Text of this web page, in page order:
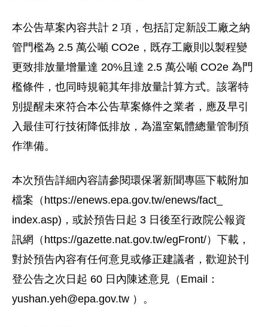
本公告草案內容共計 2 項，包括訂定新設工廠之納
管門檻為 2.5 萬公噸 CO2e，既存工廠則以製程變
更致排放量增量達 20%且達 2.5 萬公噸 CO2e 為門
檻條件，也同時規範其年排放量計算方式。該署特
別提醒未來符合本公告草案條件之業者，應及早引
入最佳可行技術降低排放，為溫室氣體總量管制預
作準備。
本次預告詳細內容請參閱環保署新聞專區下載附加
檔案（https://enews.epa.gov.tw/enews/fact_
index.asp)，或於預告日起 3 日後至行政院公報資
訊網（https://gazette.nat.gov.tw/egFront/）下載，
對於預告內容有任何意見或修正建議者，歡迎於刊
登公告之次日起 60 日內陳述意見（Email：
yushan.yeh@epa.gov.tw ）。